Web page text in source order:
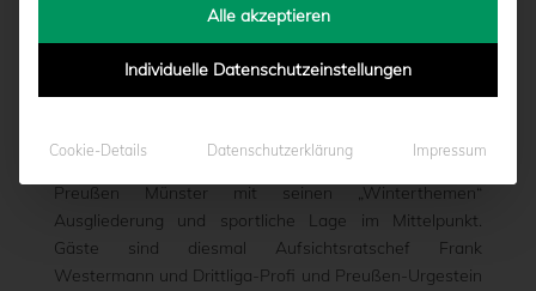
vonMarcel Weskamp|07.11.2017 - 13:01
Auflage. Am Sonntag, 12. November, steht der SC
Preußen Münster mit seinen „Winterthemen“
Ausgliederung und sportliche Lage im Mittelpunkt.
Gäste sind diesmal Aufsichtsratschef Frank
Westermann und Drittliga-Profi und Preußen-Urgestein
Alle akzeptieren
Individuelle Datenschutzeinstellungen
Cookie-Details Datenschutzerklärung Impressum